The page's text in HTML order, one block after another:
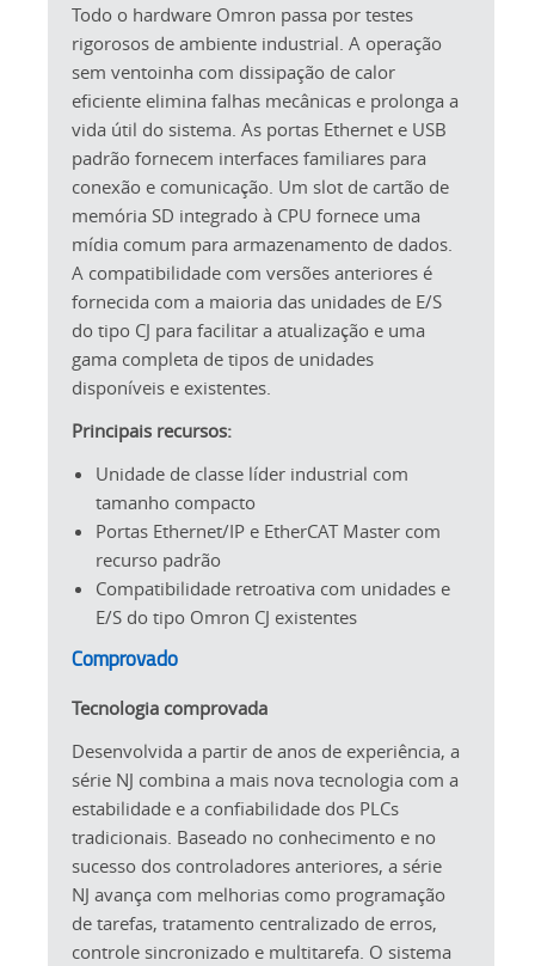
Todo o hardware Omron passa por testes
rigorosos de ambiente industrial. A operação
sem ventoinha com dissipação de calor
eficiente elimina falhas mecânicas e prolonga a
vida útil do sistema. As portas Ethernet e USB
padrão fornecem interfaces familiares para
conexão e comunicação. Um slot de cartão de
memória SD integrado à CPU fornece uma
mídia comum para armazenamento de dados.
A compatibilidade com versões anteriores é
fornecida com a maioria das unidades de E/S
do tipo CJ para facilitar a atualização e uma
gama completa de tipos de unidades
disponíveis e existentes.
Principais recursos:
Unidade de classe líder industrial com
tamanho compacto
Portas Ethernet/IP e EtherCAT Master com
recurso padrão
Compatibilidade retroativa com unidades e
E/S do tipo Omron CJ existentes
Comprovado
Tecnologia comprovada
Desenvolvida a partir de anos de experiência, a
série NJ combina a mais nova tecnologia com a
estabilidade e a confiabilidade dos PLCs
tradicionais. Baseado no conhecimento e no
sucesso dos controladores anteriores, a série
NJ avança com melhorias como programação
de tarefas, tratamento centralizado de erros,
controle sincronizado e multitarefa. O sistema